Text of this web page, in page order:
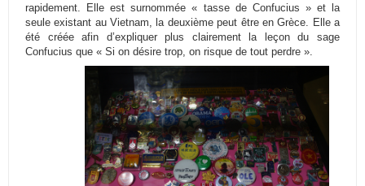
rapidement. Elle est surnommée « tasse de Confucius » et la
seule existant au Vietnam, la deuxième peut être en Grèce. Elle a
été créée afin d’expliquer plus clairement la leçon du sage
Confucius que « Si on désire trop, on risque de tout perdre ».